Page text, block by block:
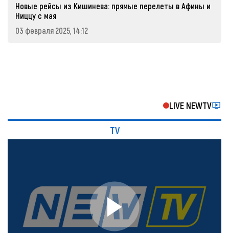
Новые рейсы из Кишинева: прямые перелеты в Афины и
Ниццу с мая
03 февраля 2025, 14:12
LIVE NEWTV
TV